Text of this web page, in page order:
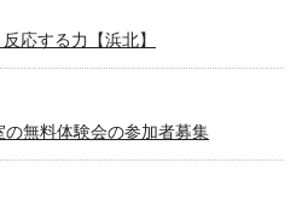
応する力【浜北】
の無料体験会の参加者募集